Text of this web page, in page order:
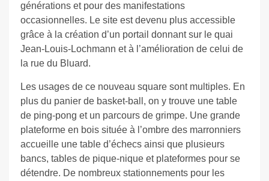
générations et pour des manifestations
occasionnelles. Le site est devenu plus accessible
grâce à la création d’un portail donnant sur le quai
Jean-Louis-Lochmann et à l’amélioration de celui de
la rue du Bluard.
Les usages de ce nouveau square sont multiples. En
plus du panier de basket-ball, on y trouve une table
de ping-pong et un parcours de grimpe. Une grande
plateforme en bois située à l’ombre des marronniers
accueille une table d’échecs ainsi que plusieurs
bancs, tables de pique-nique et plateformes pour se
détendre. De nombreux stationnements pour les